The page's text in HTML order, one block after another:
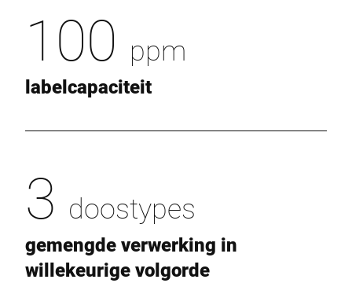
100 ppm
labelcapaciteit
3 doostypes
gemengde verwerking in
willekeurige volgorde